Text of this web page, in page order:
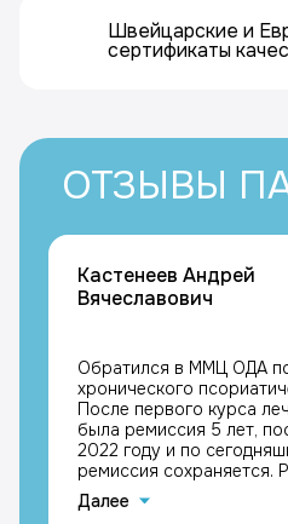
Швейцарские и
сертификаты
ОТЗЫВЫ
Кастенеев Андрей
Вячеславович
Обратился в ММЦ ОДА
хронического
После первого курса
была ремиссия 5 лет,
2022 году и по
ремиссия сохраняется.
с благодарностью к
Каримовой Галине
Далее